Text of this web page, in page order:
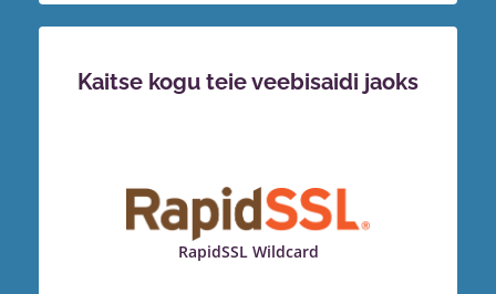
Kaitse kogu teie veebisaidi jaoks
RapidSSL Wildcard